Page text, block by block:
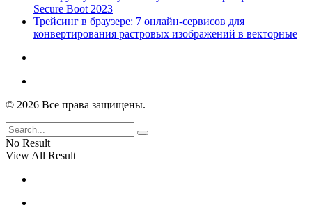
Secure Boot 2023
Трейсинг в браузере: 7 онлайн-сервисов для
конвертирования растровых изображений в векторные
© 2026 Все права защищены.
No Result
View All Result